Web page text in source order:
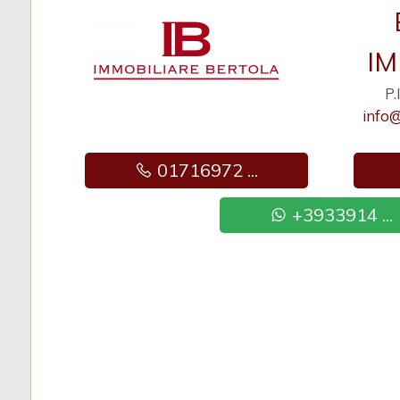
01716972 ...
+3933914 ...
Ascensore